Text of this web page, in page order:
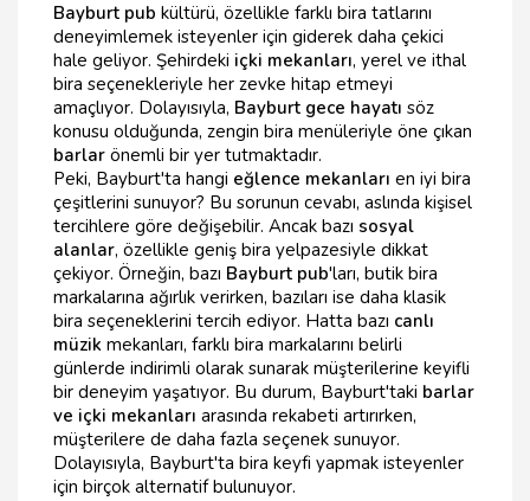
Bayburt pub kültürü, özellikle farklı bira tatlarını
deneyimlemek isteyenler için giderek daha çekici
hale geliyor. Şehirdeki içki mekanları, yerel ve ithal
bira seçenekleriyle her zevke hitap etmeyi
amaçlıyor. Dolayısıyla, Bayburt gece hayatı söz
konusu olduğunda, zengin bira menüleriyle öne çıkan
barlar önemli bir yer tutmaktadır.
Peki, Bayburt'ta hangi eğlence mekanları en iyi bira
çeşitlerini sunuyor? Bu sorunun cevabı, aslında kişisel
tercihlere göre değişebilir. Ancak bazı sosyal
alanlar, özellikle geniş bira yelpazesiyle dikkat
çekiyor. Örneğin, bazı Bayburt pub'ları, butik bira
markalarına ağırlık verirken, bazıları ise daha klasik
bira seçeneklerini tercih ediyor. Hatta bazı canlı
müzik mekanları, farklı bira markalarını belirli
günlerde indirimli olarak sunarak müşterilerine keyifli
bir deneyim yaşatıyor. Bu durum, Bayburt'taki barlar
ve içki mekanları arasında rekabeti artırırken,
müşterilere de daha fazla seçenek sunuyor.
Dolayısıyla, Bayburt'ta bira keyfi yapmak isteyenler
için birçok alternatif bulunuyor.